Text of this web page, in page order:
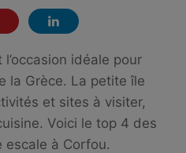
idéale pour
la Grèce. La petite île
et sites à visiter,
Voici le top 4 des
escale à Corfou.